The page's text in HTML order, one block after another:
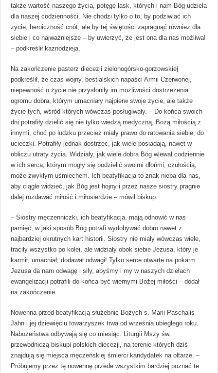
także wartość naszego życia, potęgę łask, których i nam Bóg udziela
dla naszej codzienności. Nie chodzi tylko o to, by podziwiać ich
życie, heroiczność cnót, ale by tej świętości zapragnąć również dla
siebie i co najważniejsze – by uwierzyć, że jest ona dla nas możliwa!
– podkreślił kaznodzieja.
Na zakończenie pasterz diecezji zielonogórsko-gorzowskiej
podkreślił, że czas wojny, bestialskich napaści Armii Czerwonej,
niepewność o życie nie przysłoniły im możliwości dostrzeżenia
ogromu dobra, którym umacniały najpierw swoje życie, ale także
życie tych, wśród których wówczas posługiwały. – Do końca swoich
dni potrafiły dzielić się nie tylko wiedzą medyczną, Bożą miłością z
innymi, choć po ludzku przecież miały prawo do ratowania siebie, do
ucieczki. Potrafiły jednak dostrzec, jak wiele posiadają, nawet w
obliczu utraty życia. Widziały, jak wiele dobra Bóg wlewał codziennie
w ich serca, którym mogły się podzielić swoimi dłońmi, czułością,
może zwykłym uśmiechem. Ich beatyfikacja to znak nieba dla nas,
aby ciągle widzieć, jak Bóg jest hojny i przez nasze siostry pragnie
dalej rozdawać miłość i miłosierdzie – mówił biskup.
– Siostry męczenniczki, ich beatyfikacja, mają odnowić w nas
pamięć, w jaki sposób Bóg potrafi wydobywać dobro nawet z
najbardziej okrutnych kart historii. Siostry nie miały wówczas wiele,
traciły wszystko po kolei, ale widziały obok siebie Jezusa, który je
karmił, umacniał, dodawał odwagi! Tylko serce otwarte na pokarm
Jezusa da nam odwagę i siły, abyśmy i my w naszych dziełach
ewangelizacji potrafili do końca być wiernymi Bożej miłości – dodał
na zakończenie.
Nowenna przed beatyfikacją służebnic Bożych s. Marii Paschalis
Jahn i jej dziewięciu towarzyszek trwa od września ubiegłego roku.
Nabożeństwa odbywają się co miesiąc. Liturgii Mszy św.
przewodniczą biskupi polskich diecezji, na terenie których dziś
znajdują się miejsca męczeńskiej śmierci kandydatek na ołtarze. –
Próbujemy przez tę nowennę przede wszystkim bardziej poznać te